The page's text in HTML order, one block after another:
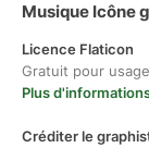
Musique Icône
Licence Flaticon
Gratuit pour
Plus
Créditer le